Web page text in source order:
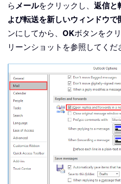
らメールをクリックし、 返信と
よび転送を新しいウィンドウで
ンにしてから、 OKボタンをク
リーンショットを参照してくだ